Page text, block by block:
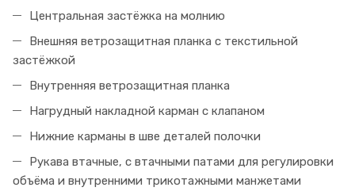
Центральная застёжка на молнию
Внешняя ветрозащитная планка с текстильной
застёжкой
Внутренняя ветрозащитная планка
Нагрудный накладной карман с клапаном
Нижние карманы в шве деталей полочки
Рукава втачные, с втачными патами для регулировки
объёма и внутренними трикотажными манжетами